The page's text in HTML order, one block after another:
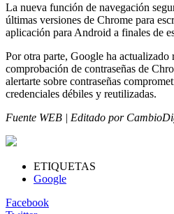
La nueva función de navegación
últimas versiones de Chrome para
aplicación para Android a finales de
Por otra parte, Google ha actualizado
comprobación de contraseñas de
alertarte sobre contraseñas
credenciales débiles y reutilizadas.
Fuente WEB | Editado por
ETIQUETAS
Google
Facebook